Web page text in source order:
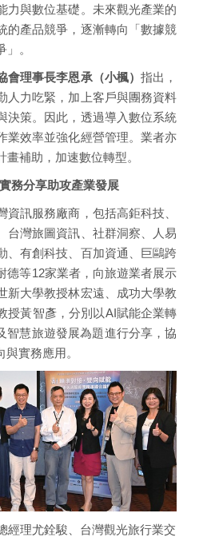
力與數位基礎。未來觀光產業的
的產品競爭，逐漸轉向「數據競
。
會理事長李恩承（小楓）指出，
人力吃緊，加上客戶與團務資料
決策。因此，透過導入數位系統
業效率並強化經營管理。業者亦
補助，加速數位轉型。
務分享助攻產業發展
資訊服務廠商，包括高鉅科技、
台灣旅圖資訊、社群洞察、人易
、有創科技、百加資通、巨鷗跨
德等12家業者，向旅遊業者展示
新大學教授林宏遠、成功大學教
授黃智彥，分別以AI賦能企業轉
智慧旅遊發展為題進行分享，協
實務應用。
經理尤銓駿、台灣觀光旅行業交